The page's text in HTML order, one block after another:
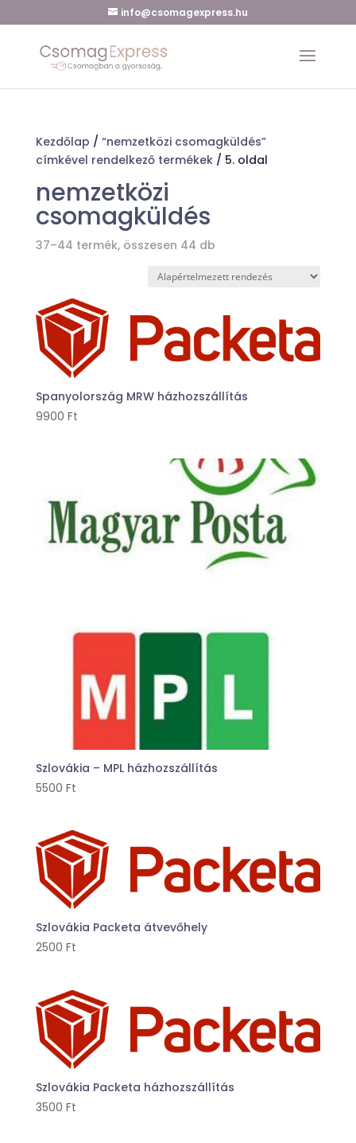
info@csomagexpress.hu
Kezdőlap / “nemzetközi csomagküldés”
címkével rendelkező termékek/ 5. oldal
nemzetközi
csomagküldés
37–44 termék, összesen 44 db
Spanyolország MRW házhozszállítás
9900 Ft
Szlovákia – MPL házhozszállítás
5500 Ft
Szlovákia Packeta átvevőhely
2500 Ft
Szlovákia Packeta házhozszállítás
3500 Ft